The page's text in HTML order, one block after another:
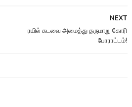
NEXT
ரயில் கடவை அமைத்து தருமாறு கோரி
போராட்டம்!